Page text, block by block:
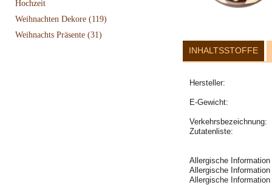
Hochzeit
Weihnachten Dekore (119)
Weihnachts Präsente (31)
INHALTSSTOFFE
Hersteller:
E-Gewicht:
Verkehrsbezeichnung:
Zutatenliste:
Allergische
Allergische
Allergische